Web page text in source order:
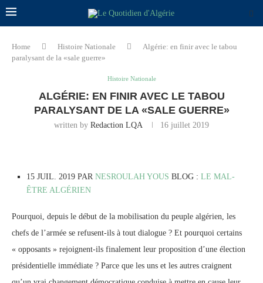
Home Histoire Nationale
Algérie: en finir avec le tabou
paralysant de la «sale guerre»
Histoire Nationale
ALGÉRIE: EN FINIR AVEC LE TABOU
PARALYSANT DE LA «SALE GUERRE»
written by Redaction LQA 16 juillet 2019
15 JUIL. 2019 PAR NESROULAH YOUS BLOG : LE MAL-
ÊTRE ALGÉRIEN
Pourquoi, depuis le début de la mobilisation du peuple algérien, les
chefs de l’armée se refusent-ils à tout dialogue ? Et pourquoi certains
« opposants » rejoignent-ils finalement leur proposition d’une élection
présidentielle immédiate ? Parce que les uns et les autres craignent